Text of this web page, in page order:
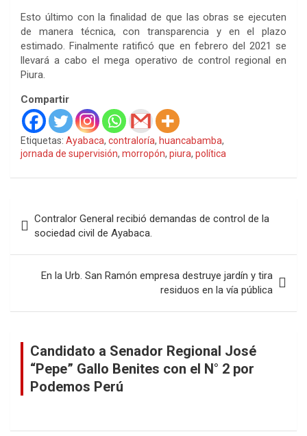
Esto último con la finalidad de que las obras se ejecuten
de manera técnica, con transparencia y en el plazo
estimado. Finalmente ratificó que en febrero del 2021 se
llevará a cabo el mega operativo de control regional en
Piura.
Compartir
Etiquetas: Ayabaca, contraloría, huancabamba,
jornada de supervisión, morropón, piura, política
de
entradas
Contralor General recibió demandas de control de la
sociedad civil de Ayabaca.
En la Urb. San Ramón empresa destruye jardín y tira
residuos en la vía pública
Candidato a Senador Regional José
“Pepe” Gallo Benites con el N° 2 por
Podemos Perú